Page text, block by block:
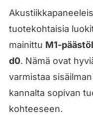
tuotekohtaisia
mainittu M1-
d0. Nämä ovat
varmistaa
kannalta sopivan
kohteeseen.